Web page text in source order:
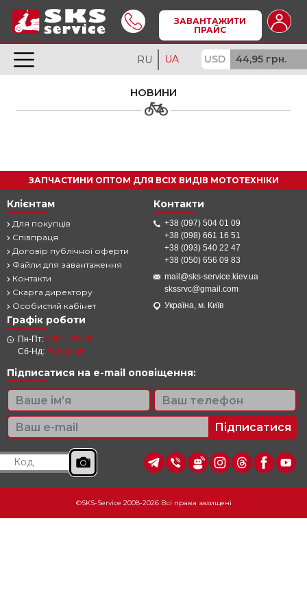
ЗАВАНТАЖИТИ
ПРАЙС
RU UA USD 44,95 грн.
НОВИНИ
ЗАПЧАСТИНИ ОПТОМ ДЛЯ ВСІХ ВИДІВ МОТОТЕХНІКИ
Клієнтам
Для покупців
Співпраця
Договір публічної оферти
Файли для завантаження
Контакти
Скарга директору
Особистий кабінет
Контакти
+38 (097) 504 01 09
+38 (098) 661 16 51
+38 (093) 540 22 47
+38 (050) 656 09 83
mail@sks-service.kiev.ua
skssrvc@gmail.com
Україна, м. Київ
Графік роботи
Пн-Пт: 9:00 - 18:00
Сб-Нд: Вихідний
Підписатися на e-mail оповіщення:
Підписатися
©SKS-Service 2008-2026 Всі права захищені